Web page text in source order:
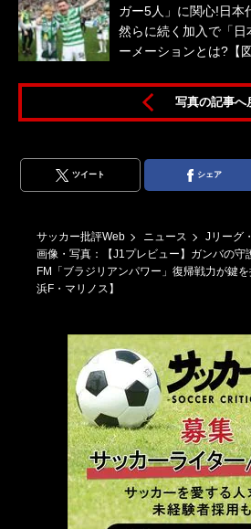
ガー5人」に関心!日本
然らに続く加入で「日
ーメーションとは?【図
写真の記事へ
ツイート シェア
サッカー批評Web ニュース
Jリーグ
画像・写真：【J1プレビュー】ガンバの守
FM「ブラジリアンパワー」復帰戦力が鍵
浜F・マリノス】